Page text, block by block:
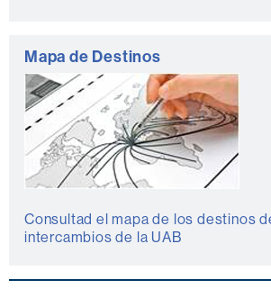
Mapa de Destinos
Consultad el mapa de los destinos
intercambios de la UAB